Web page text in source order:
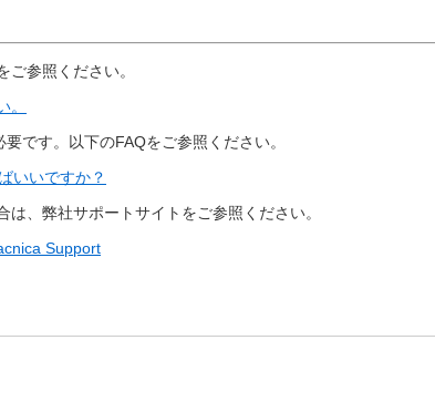
参照ください。
です。以下のFAQをご参照ください。
いいですか？
、弊社サポートサイトをご参照ください。
Support